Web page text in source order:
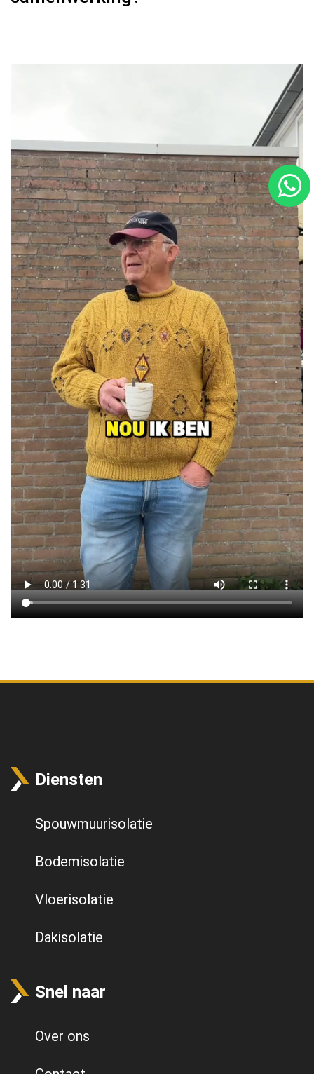
Diensten
Spouwmuurisolatie
Bodemisolatie
Vloerisolatie
Dakisolatie
Snel naar
Over ons